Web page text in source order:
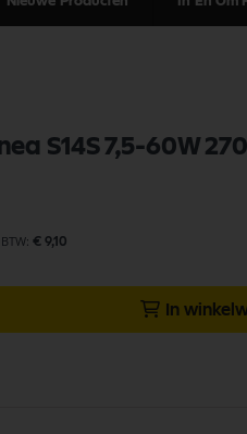
S14S 7,5-60W
€ 9,10
In